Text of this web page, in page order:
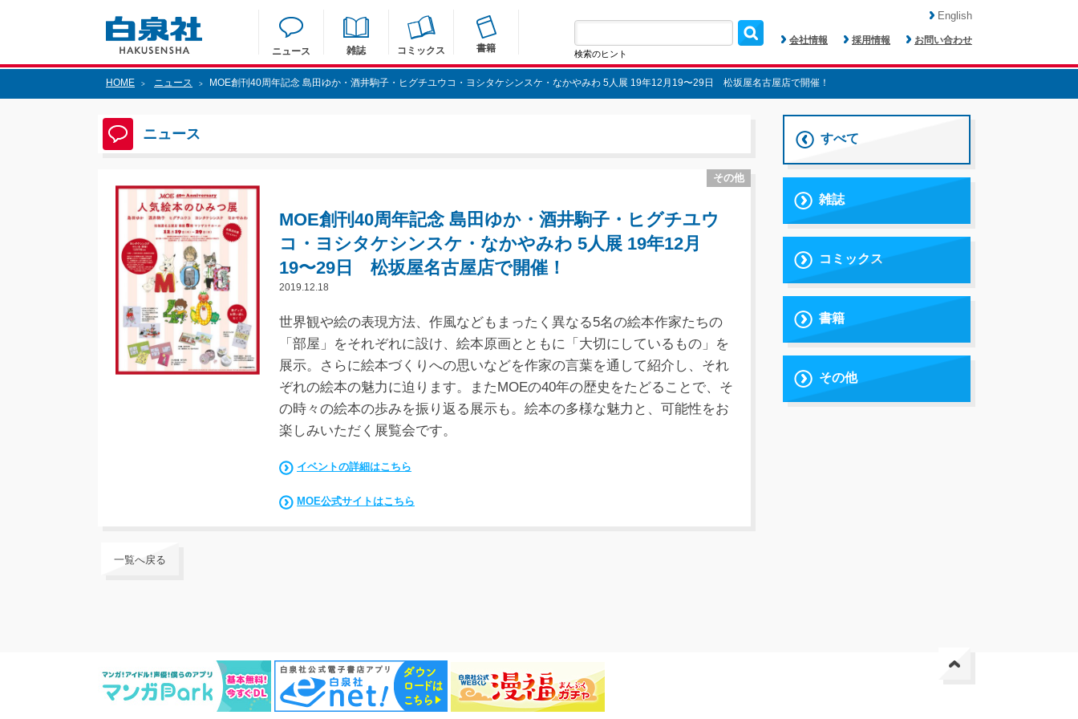
ニュース 雑誌 コミックス 書籍 検索のヒント
会社情報 採用情報 お問い合わせ
English
HOME > ニュース > MOE創刊40周年記念 島田ゆか・酒井駒子・ヒグチユウコ・ヨシタケシンスケ・なかやみわ 5人展 19年12月19〜29日 松坂屋名古屋店で開催！
ニュース すべて
雑誌
コミックス
書籍
その他
その他
MOE創刊40周年記念 島田ゆか・酒井駒子・ヒグチユウ
コ・ヨシタケシンスケ・なかやみわ 5人展 19年12月
19〜29日 松坂屋名古屋店で開催！
2019.12.18
世界観や絵の表現方法、作風などもまったく異なる5名の絵本作家たちの
「部屋」をそれぞれに設け、絵本原画とともに「大切にしているもの」を
展示。さらに絵本づくりへの思いなどを作家の言葉を通して紹介し、それ
ぞれの絵本の魅力に迫ります。またMOEの40年の歴史をたどることで、そ
の時々の絵本の歩みを振り返る展示も。絵本の多様な魅力と、可能性をお
楽しみいただく展覧会です。
イベントの詳細はこちら
MOE公式サイトはこちら
一覧へ戻る